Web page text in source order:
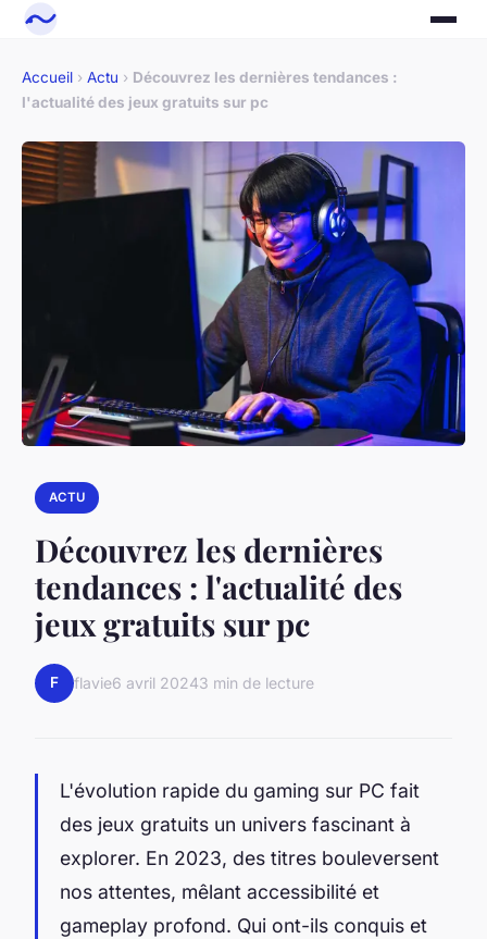
Accueil › Actu › Découvrez les dernières tendances :
l'actualité des jeux gratuits sur pc
ACTU
Découvrez les dernières
tendances : l'actualité des
jeux gratuits sur pc
F flavie6 avril 20243 min de lecture
L'évolution rapide du gaming sur PC fait
des jeux gratuits un univers fascinant à
explorer. En 2023, des titres bouleversent
nos attentes, mêlant accessibilité et
gameplay profond. Qui ont-ils conquis et